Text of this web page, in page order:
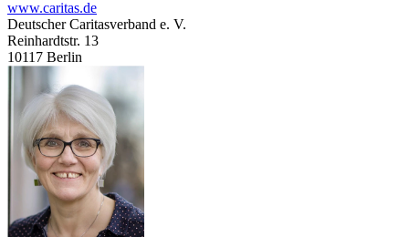
www.caritas.de
Deutscher Caritasverband e. V.
Reinhardtstr. 13
10117 Berlin